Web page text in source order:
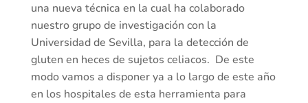
una nueva técnica en la cual ha colaborado
nuestro grupo de investigación con la
Universidad de Sevilla, para la detección de
gluten en heces de sujetos celiacos. De este
modo vamos a disponer ya a lo largo de este año
en los hospitales de esta herramienta para